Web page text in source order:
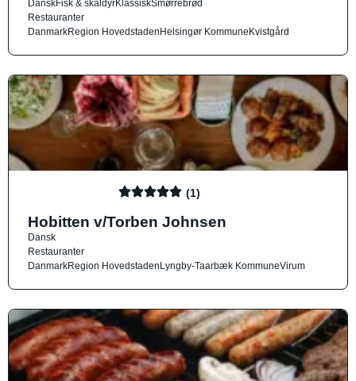
DanskFisk & skaldyrKlassiskSmørrebrød
Restauranter
DanmarkRegion HovedstadenHelsingør KommuneKvistgård
(1)
Hobitten v/Torben Johnsen
Dansk
Restauranter
DanmarkRegion HovedstadenLyngby-Taarbæk KommuneVirum